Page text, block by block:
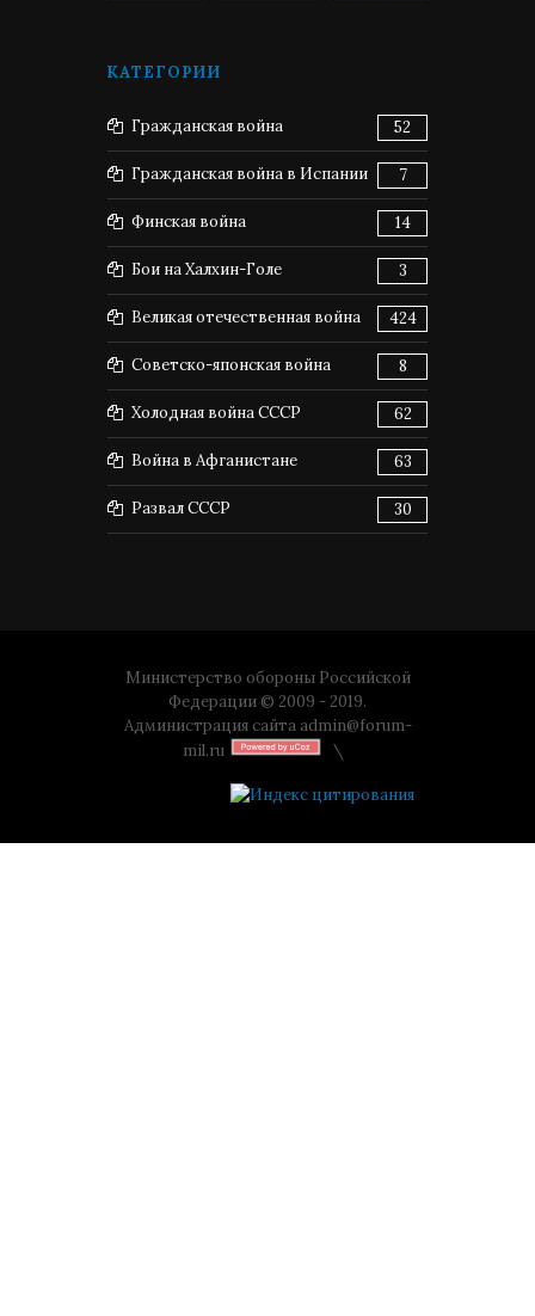
КАТЕГОРИИ
Гражданская война 52
Гражданская война в Испании 7
Финская война 14
Бои на Халхин-Голе 3
Великая отечественная война 424
Советско-японская война 8
Холодная война СССР 62
Война в Афганистане 63
Развал СССР 30
Министерство обороны Российской
Федерации © 2009 - 2019.
Администрация сайта admin@forum-
mil.ru